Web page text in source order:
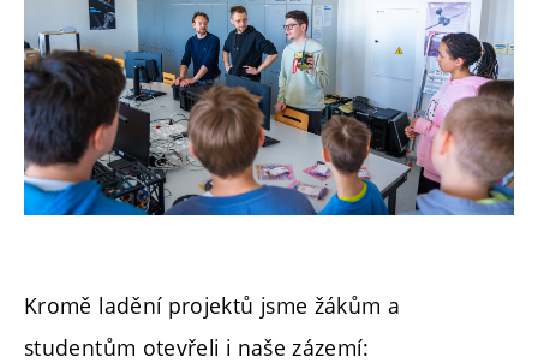
Kromě ladění projektů jsme žákům a
studentům otevřeli i naše zázemí: